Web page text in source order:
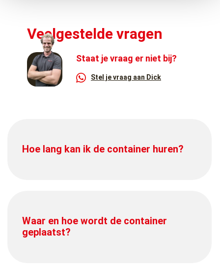
Veelgestelde vragen
Staat je vraag er niet bij?
Stel je vraag aan Dick
Hoe lang kan ik de container huren?
Waar en hoe wordt de container
geplaatst?